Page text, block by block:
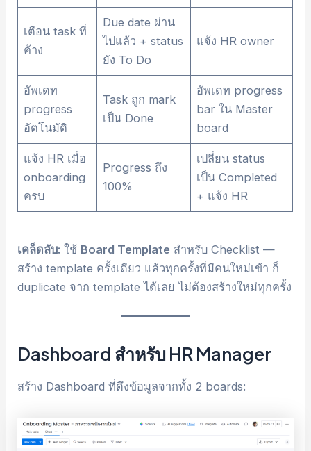
เตือน task ที่
ค้าง
Due date ผ่าน
ไปแล้ว + status
ยัง To Do
แจ้ง HR owner
อัพเดท
progress
อัตโนมัติ
Task ถูก mark
เป็น Done
อัพเดท progress
bar ใน Master
board
แจ้ง HR เมื่อ
onboarding
ครบ
Progress ถึง
100%
เปลี่ยน status
เป็น Completed
+ แจ้ง HR
เคล็ดลับ: ใช้ Board Template สำหรับ Checklist —
สร้าง template ครั้งเดียว แล้วทุกครั้งที่มีคนใหม่เข้า ก็
duplicate จาก template ได้เลย ไม่ต้องสร้างใหม่ทุกครั้ง
Dashboard สำหรับ HR Manager
สร้าง Dashboard ที่ดึงข้อมูลจากทั้ง 2 boards: